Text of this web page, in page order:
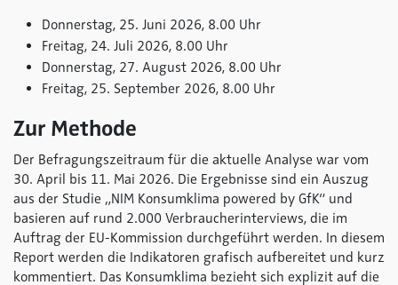
Donnerstag, 25. Juni 2026, 8.00 Uhr
Freitag, 24. Juli 2026, 8.00 Uhr
Donnerstag, 27. August 2026, 8.00 Uhr
Freitag, 25. September 2026, 8.00 Uhr
Zur Methode
Der Befragungszeitraum für die aktuelle Analyse war vom
30. April bis 11. Mai 2026. Die Ergebnisse sind ein Auszug
aus der Studie „NIM Konsumklima powered by GfK“ und
basieren auf rund 2.000 Verbraucherinterviews, die im
Auftrag der EU-Kommission durchgeführt werden. In diesem
Report werden die Indikatoren grafisch aufbereitet und kurz
kommentiert. Das Konsumklima bezieht sich explizit auf die